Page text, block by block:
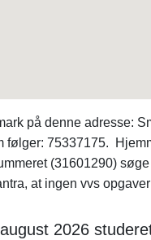
på denne adresse:
følger: 75337175.
(31601290)
at ingen vvs
2026